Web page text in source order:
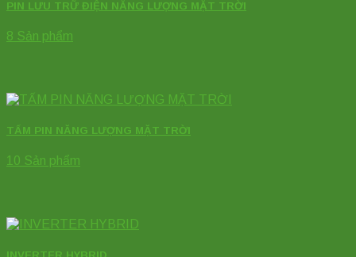
PIN LƯU TRỮ ĐIỆN NĂNG LƯỢNG MẶT TRỜI
8 Sản phẩm
TẤM PIN NĂNG LƯỢNG MẶT TRỜI
10 Sản phẩm